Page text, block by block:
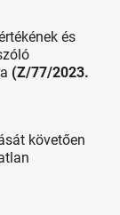
és
(Z/77/2023.
követően